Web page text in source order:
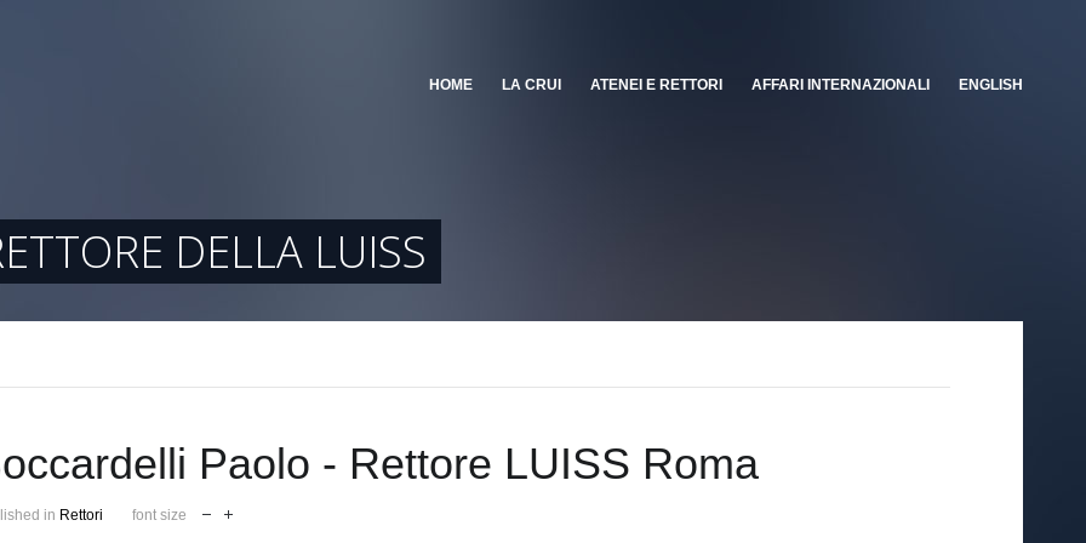
HOME LA CRUI ATENEI E RETTORI AFFARI INTERNAZIONALI ENGLISH
DELLA LUISS
Paolo - Rettore LUISS Roma
in Rettori font size